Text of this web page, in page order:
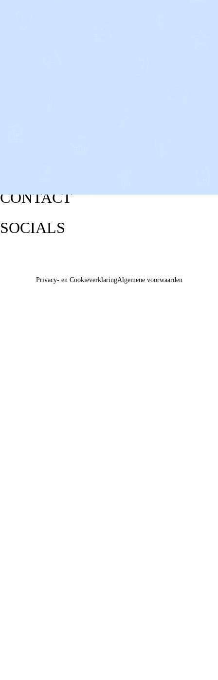
CONTACT
SOCIALS
Privacy- en CookieverklaringAlgemene voorwaarden